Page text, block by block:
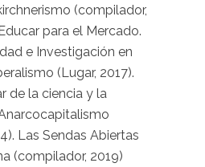
(compilador,
para el Mercado.
e Investigación en
(Lugar, 2017).
de la ciencia y la
Las Sendas Abiertas
(compilador, 2019)